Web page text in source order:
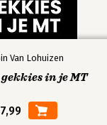
Van Lohuizen
in je MT